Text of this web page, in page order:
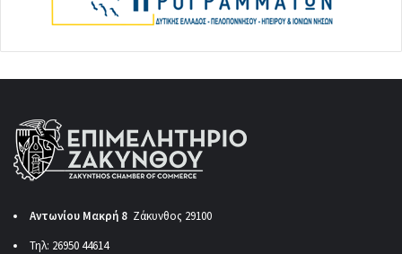
Αντωνίου Μακρή 8 Ζάκυνθος 29100
Τηλ: 26950 44614